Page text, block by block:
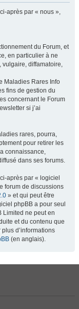
après par « nous »,
du Forum, et
en particulier à ne
vulgaire, diffamatoire,
Maladies Rares Info
fins de gestion du
concernant le Forum
si j’ai
rares, pourra,
pour retirer les
connaissance,
dans ses forums.
après par « logiciel
forum de discussions
» et qui peut être
phpBB a pour seul
Limited ne peut en
et du contenu que
d’informations
(en anglais).